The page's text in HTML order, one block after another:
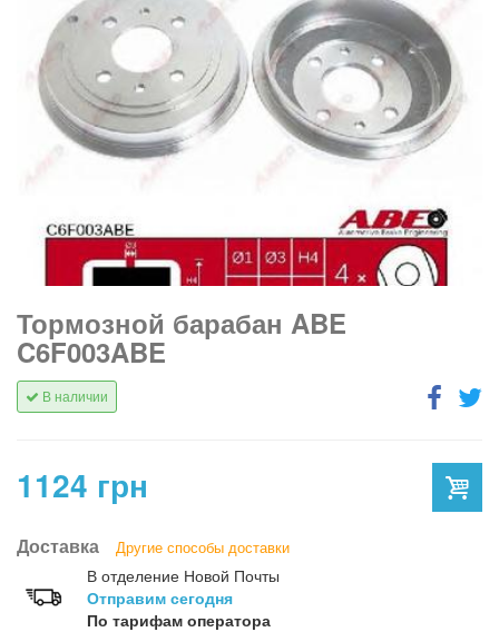
Тормозной барабан ABE
C6F003ABE
В наличии
1124 грн
Доставка Другие способы доставки
В отделение Новой Почты
Отправим сегодня
По тарифам оператора